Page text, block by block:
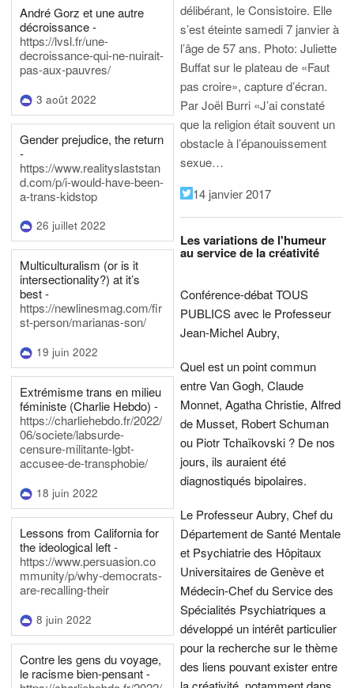
André Gorz et une autre
décroissance -
https://lvsl.fr/une-
decroissance-qui-ne-nuirait-
pas-aux-pauvres/
3 août 2022
Gender prejudice, the return
-
https://www.realityslaststan
d.com/p/i-would-have-been-
a-trans-kidstop
26 juillet 2022
Multiculturalism (or is it
intersectionality?) at it’s
best -
https://newlinesmag.com/fir
st-person/marianas-son/
19 juin 2022
Extrémisme trans en milieu
féministe (Charlie Hebdo) -
https://charliehebdo.fr/2022/
06/societe/labsurde-
censure-militante-lgbt-
accusee-de-transphobie/
18 juin 2022
Lessons from California for
the ideological left -
https://www.persuasion.co
mmunity/p/why-democrats-
are-recalling-their
8 juin 2022
Contre les gens du voyage,
le racisme bien-pensant -
délibérant, le Consistoire. Elle
s’est éteinte samedi 7 janvier à
l’âge de 57 ans. Photo: Juliette
Buffat sur le plateau de «Faut
pas croire», capture d’écran.
Par Joël Burri «J’ai constaté
que la religion était souvent un
obstacle à l’épanouissement
sexue…
14 janvier 2017
Les variations de l'humeur
au service de la créativité
Conférence-débat TOUS
PUBLICS avec le Professeur
Jean-Michel Aubry,
Quel est un point commun
entre Van Gogh, Claude
Monnet, Agatha Christie, Alfred
de Musset, Robert Schuman
ou Piotr Tchaïkovski ? De nos
jours, ils auraient été
diagnostiqués bipolaires.
Le Professeur Aubry, Chef du
Département de Santé Mentale
et Psychiatrie des Hôpitaux
Universitaires de Genève et
Médecin-Chef du Service des
Spécialités Psychiatriques a
développé un intérêt particulier
pour la recherche sur le thème
des liens pouvant exister entre